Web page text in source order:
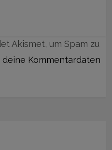
Akismet, um Spam zu
deine Kommentardaten